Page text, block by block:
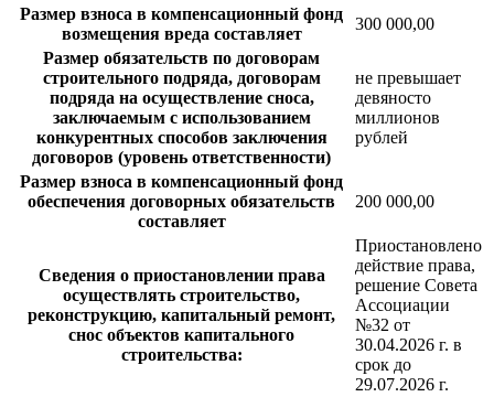
Размер взноса в компенсационный фонд
возмещения вреда составляет
300 000,00
Размер обязательств по договорам
строительного подряда, договорам
подряда на осуществление сноса,
заключаемым с использованием
конкурентных способов заключения
договоров (уровень ответственности)
не превышает
девяносто
миллионов
рублей
Размер взноса в компенсационный фонд
обеспечения договорных обязательств
составляет
200 000,00
Сведения о приостановлении права
осуществлять строительство,
реконструкцию, капитальный ремонт,
снос объектов капитального
строительства:
Приостановлено
действие права,
решение Совета
Ассоциации
№32 от
30.04.2026 г. в
срок до
29.07.2026 г.